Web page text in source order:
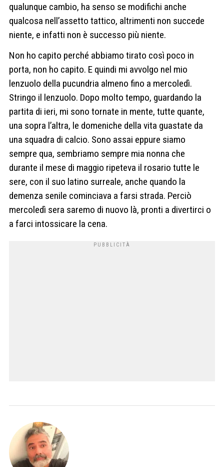
qualunque cambio, ha senso se modifichi anche
qualcosa nell’assetto tattico, altrimenti non succede
niente, e infatti non è successo più niente.
Non ho capito perché abbiamo tirato così poco in
porta, non ho capito. E quindi mi avvolgo nel mio
lenzuolo della pucundria almeno fino a mercoledì.
Stringo il lenzuolo. Dopo molto tempo, guardando la
partita di ieri, mi sono tornate in mente, tutte quante,
una sopra l’altra, le domeniche della vita guastate da
una squadra di calcio. Sono assai eppure siamo
sempre qua, sembriamo sempre mia nonna che
durante il mese di maggio ripeteva il rosario tutte le
sere, con il suo latino surreale, anche quando la
demenza senile cominciava a farsi strada. Perciò
mercoledì sera saremo di nuovo là, pronti a divertirci o
a farci intossicare la cena.